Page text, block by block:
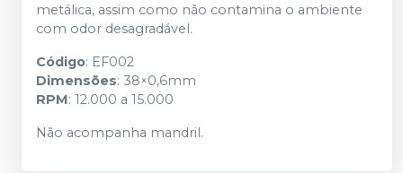
metálica, assim como não contamina o ambiente
com odor desagradável.
Código: EF002
Dimensões: 38×0,6mm
RPM: 12.000 a 15.000
Não acompanha mandril.